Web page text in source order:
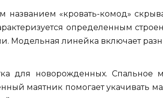
«кровать-комод»
определенным
Модельная линейка включает
для новорожденных.
маятник помогает укачивать